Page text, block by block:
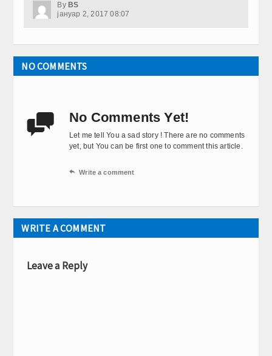
By BS
јануар 2, 2017 08:07
NO COMMENTS
 No Comments Yet!
Let me tell You a sad story ! There are no comments
yet, but You can be first one to comment this article.
 Write a comment
WRITE A COMMENT
Leave a Reply